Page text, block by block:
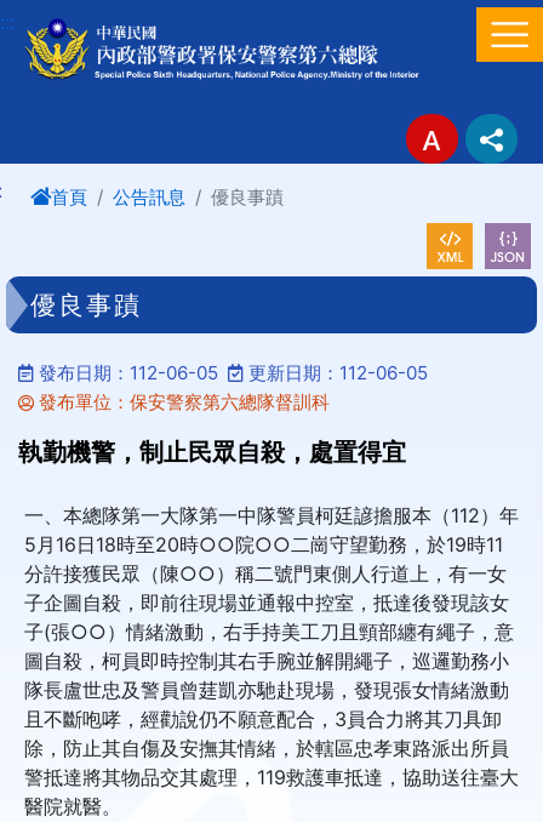
進入內容區塊
:::
首頁 公告訊息 優良事蹟
優良事蹟
發布日期：112-06-05
更新日期：112-06-05
發布單位：保安警察第六總隊督訓科
執勤機警，制止民眾自殺，處置得宜
一、本總隊第一大隊第一中隊警員柯廷諺擔服本（112）年
5月16日18時至20時○○院○○二崗守望勤務，於19時11
分許接獲民眾（陳○○）稱二號門東側人行道上，有一女
子企圖自殺，即前往現場並通報中控室，抵達後發現該女
子(張○○）情緒激動，右手持美工刀且頸部纏有繩子，意
圖自殺，柯員即時控制其右手腕並解開繩子，巡邏勤務小
隊長盧世忠及警員曾莛凱亦馳赴現場，發現張女情緒激動
且不斷咆哮，經勸說仍不願意配合，3員合力將其刀具卸
除，防止其自傷及安撫其情緒，於轄區忠孝東路派出所員
警抵達將其物品交其處理，119救護車抵達，協助送往臺大
醫院就醫。